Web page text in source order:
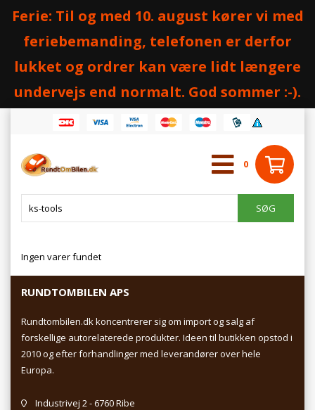
Ferie: Til og med 10. august kører vi med
feriebemanding, telefonen er derfor
lukket og ordrer kan være lidt længere
undervejs end normalt. God sommer :-).
0
Ingen varer fundet
RUNDTOMBILEN APS
Rundtombilen.dk koncentrerer sig om import og salg af
forskellige autorelaterede produkter. Ideen til butikken opstod i
2010 og efter forhandlinger med leverandører over hele
Europa.
Industrivej 2 - 6760 Ribe